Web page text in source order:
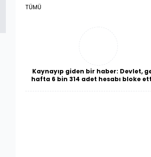
TÜMÜ
Kaynayıp giden bir haber: Devlet,
hafta 6 bin 314 adet hesabı bloke